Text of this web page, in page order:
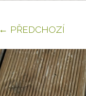
← PŘEDCHOZÍ